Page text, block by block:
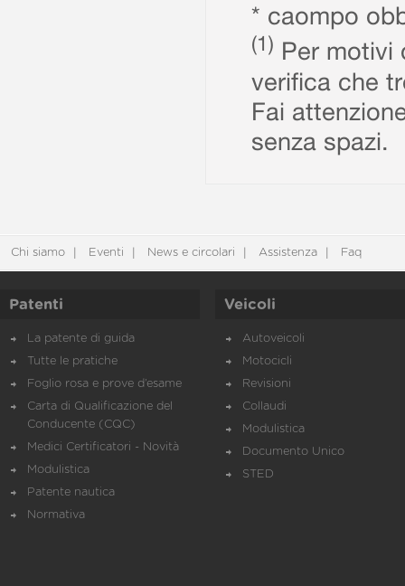
* caompo
(1) Per motivi
verifica che
Fai
senza spazi.
Chi siamo Eventi News e circolari Assistenza Faq
Patenti
La patente di guida
Tutte le pratiche
Foglio rosa e prove d’esame
Carta di Qualificazione del
Conducente (CQC)
Medici Certificatori - Novità
Modulistica
Patente nautica
Normativa
Veicoli
Autoveicoli
Motocicli
Revisioni
Collaudi
Modulistica
Documento Unico
STED